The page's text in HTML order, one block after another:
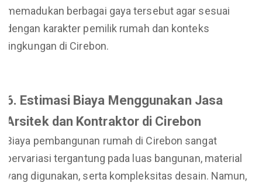
memadukan berbagai gaya tersebut agar sesuai
dengan karakter pemilik rumah dan konteks
lingkungan di Cirebon.
6. Estimasi Biaya Menggunakan Jasa
Arsitek dan Kontraktor di Cirebon
Biaya pembangunan rumah di Cirebon sangat
bervariasi tergantung pada luas bangunan, material
yang digunakan, serta kompleksitas desain. Namun,